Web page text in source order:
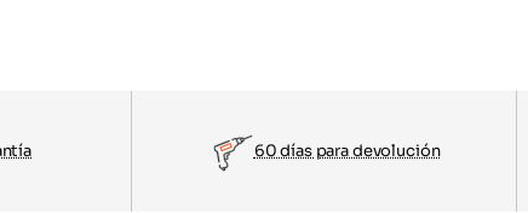
60 días para devolución